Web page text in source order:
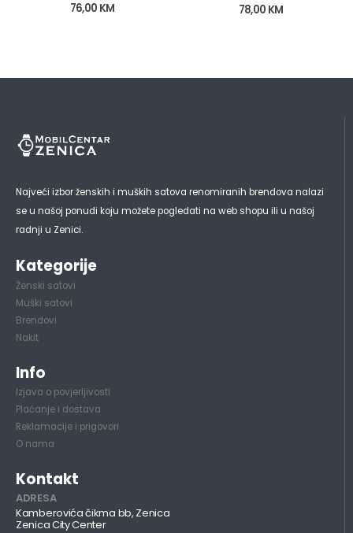
76,00 KM 78,00 KM
Najveći izbor ženskih i muških satova renomiranih brendova nalazi
se u našoj ponudi koju možete pogledati na web shopu ili u našoj
radnji u Zenici.
Kategorije
Ženski satovi
Muški satovi
Brendovi
Nakit
Info
Izjava o povjerljivosti
Plaćanje i dostava
Reklamacije i prigovori
O nama
Kontakt
ADRESA
Kamberovića čikma bb, Zenica
Zenica City Center